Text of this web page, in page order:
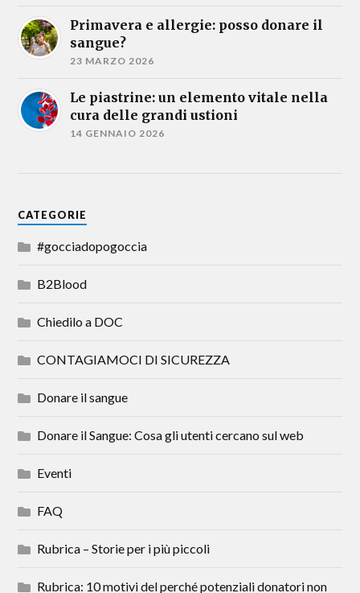
Primavera e allergie: posso donare il
sangue?
23 MARZO 2026
Le piastrine: un elemento vitale nella
cura delle grandi ustioni
14 GENNAIO 2026
CATEGORIE
#gocciadopogoccia
B2Blood
Chiedilo a DOC
CONTAGIAMOCI DI SICUREZZA
Donare il sangue
Donare il Sangue: Cosa gli utenti cercano sul web
Eventi
FAQ
Rubrica – Storie per i più piccoli
Rubrica: 10 motivi del perché potenziali donatori non